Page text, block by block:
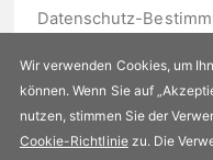
Datenschutz-
Wir verwenden Cookies, um
können. Wenn Sie auf
nutzen, stimmen Sie der
Cookie-Richtliniezu. Die